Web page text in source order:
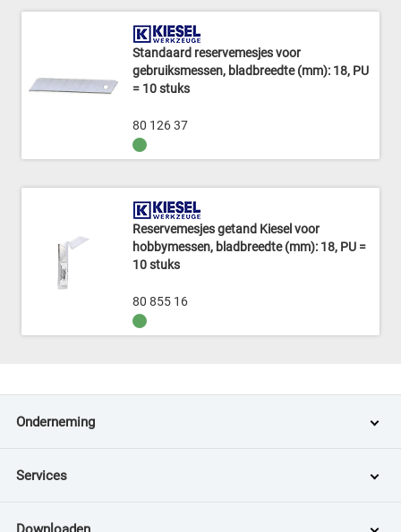
80 126 37
Standaard reservemesjes voor
gebruiksmessen, bladbreedte (mm): 18, PU
= 10 stuks
80 855 16
Reservemesjes getand Kiesel voor
hobbymessen, bladbreedte (mm): 18, PU =
10 stuks
Onderneming
Services